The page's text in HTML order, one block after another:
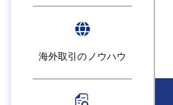
海外取引のノウハウ